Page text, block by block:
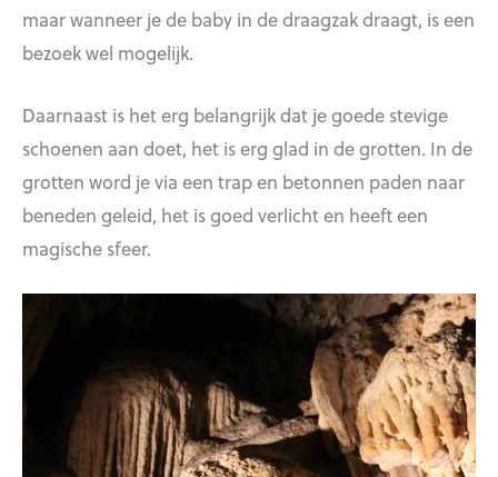
maar wanneer je de baby in de draagzak draagt, is een
bezoek wel mogelijk.
Daarnaast is het erg belangrijk dat je goede stevige
schoenen aan doet, het is erg glad in de grotten. In de
grotten word je via een trap en betonnen paden naar
beneden geleid, het is goed verlicht en heeft een
magische sfeer.